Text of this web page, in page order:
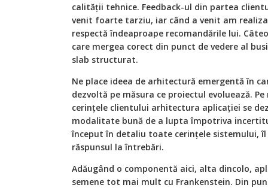
calității tehnice. Feedback-ul din partea
venit foarte tarziu, iar când a venit am
respectă îndeaproape recomandările lui. Câ
care mergea corect din punct de vedere al
slab structurat.
Ne place ideea de arhitectură emergentă în
dezvoltă pe măsura ce proiectul evoluează.
cerințele clientului arhitectura aplicației se
modalitate bună de a lupta împotriva
început în detaliu toate cerințele sistemului,
răspunsul la întrebări.
Adăugând o componentă aici, alta dincolo,
semene tot mai mult cu Frankenstein. Din